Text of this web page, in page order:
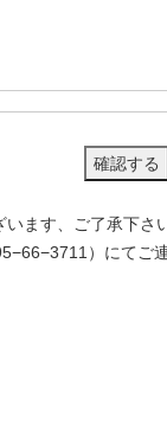
ます、ご了承下さ
）にてご連